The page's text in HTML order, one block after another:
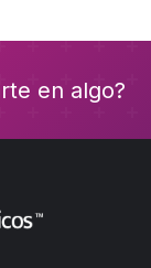
en algo?